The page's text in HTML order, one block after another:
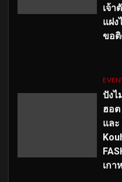
เจ้า
แฝ
ขอ
ปังไ
ฮอต
และ
เกา